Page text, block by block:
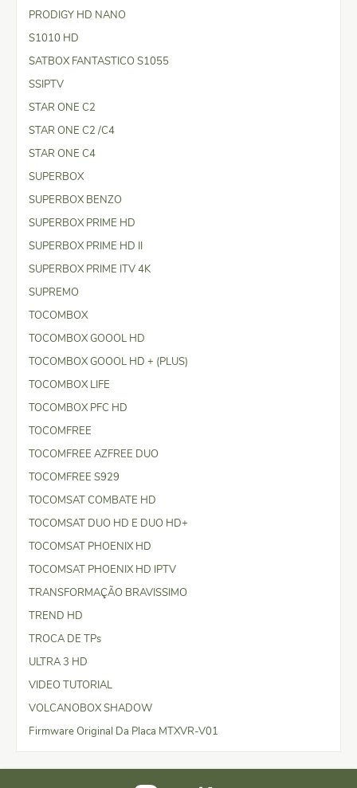
PRODIGY HD NANO
S1010 HD
SATBOX FANTASTICO S1055
SSIPTV
STAR ONE C2
STAR ONE C2 /C4
STAR ONE C4
SUPERBOX
SUPERBOX BENZO
SUPERBOX PRIME HD
SUPERBOX PRIME HD II
SUPERBOX PRIME ITV 4K
SUPREMO
TOCOMBOX
TOCOMBOX GOOOL HD
TOCOMBOX GOOOL HD + (PLUS)
TOCOMBOX LIFE
TOCOMBOX PFC HD
TOCOMFREE
TOCOMFREE AZFREE DUO
TOCOMFREE S929
TOCOMSAT COMBATE HD
TOCOMSAT DUO HD E DUO HD+
TOCOMSAT PHOENIX HD
TOCOMSAT PHOENIX HD IPTV
TRANSFORMAÇÃO BRAVISSIMO
TREND HD
TROCA DE TPs
ULTRA 3 HD
VIDEO TUTORIAL
VOLCANOBOX SHADOW
Firmware Original Da Placa MTXVR-V01